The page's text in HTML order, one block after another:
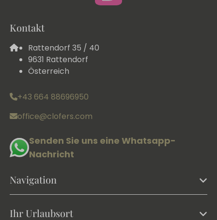
Kontakt
Rattendorf 35 / 40
9631 Rattendorf
Österreich
+43 664 88696950
office@clofers.com
Senden Sie uns eine Whatsapp-
Nachricht
Navigation
Ihr Urlaubsort